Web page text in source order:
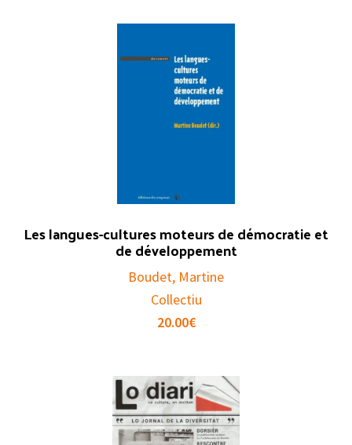
Les langues-cultures moteurs de démocratie et
de développement
Boudet, Martine
Collectiu
20.00€